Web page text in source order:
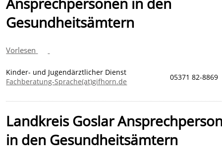
Gesundheitsämtern
Vorlesen
Kinder- und Jugendärztlicher Dienst
Fachberatung-Sprache(at)gifhorn.de
05371 82-8869
Landkreis Goslar
in den Gesundheitsämtern